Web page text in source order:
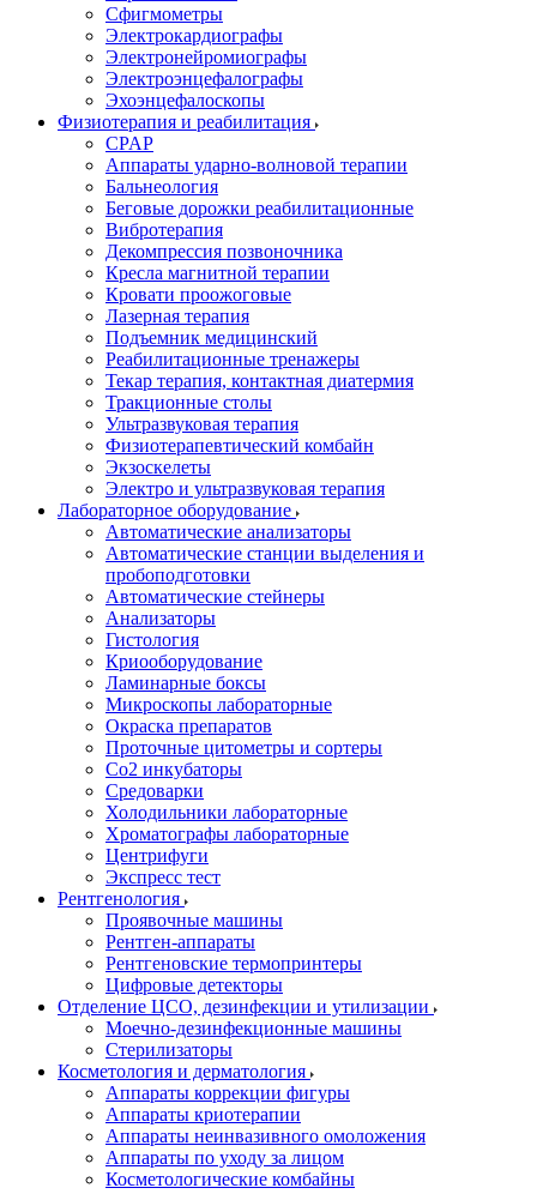
Сфигмометры
Электрокардиографы
Электронейромиографы
Электроэнцефалографы
Эхоэнцефалоскопы
Физиотерапия и реабилитация
CPAP
Аппараты ударно-волновой терапии
Бальнеология
Беговые дорожки реабилитационные
Вибротерапия
Декомпрессия позвоночника
Кресла магнитной терапии
Кровати проожоговые
Лазерная терапия
Подъемник медицинский
Реабилитационные тренажеры
Текар терапия, контактная диатермия
Тракционные столы
Ультразвуковая терапия
Физиотерапевтический комбайн
Экзоскелеты
Электро и ультразвуковая терапия
Лабораторное оборудование
Автоматические анализаторы
Автоматические станции выделения и
пробоподготовки
Автоматические стейнеры
Анализаторы
Гистология
Криооборудование
Ламинарные боксы
Микроскопы лабораторные
Окраска препаратов
Проточные цитометры и сортеры
Со2 инкубаторы
Средоварки
Холодильники лабораторные
Хроматографы лабораторные
Центрифуги
Экспресс тест
Рентгенология
Проявочные машины
Рентген-аппараты
Рентгеновские термопринтеры
Цифровые детекторы
Отделение ЦСО, дезинфекции и утилизации
Моечно-дезинфекционные машины
Стерилизаторы
Косметология и дерматология
Аппараты коррекции фигуры
Аппараты криотерапии
Аппараты неинвазивного омоложения
Аппараты по уходу за лицом
Косметологические комбайны